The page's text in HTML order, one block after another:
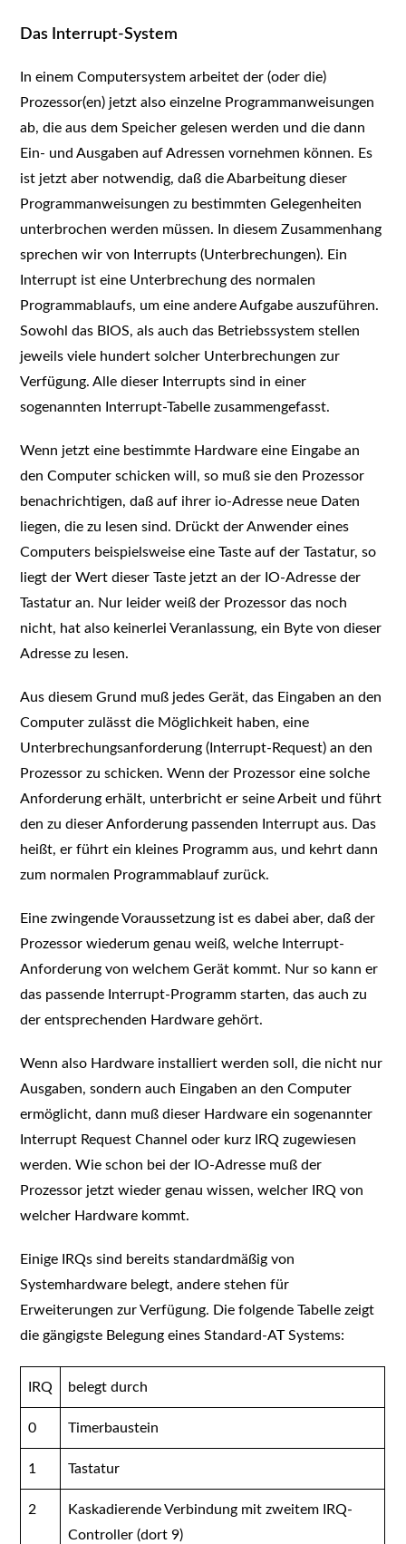
Das Interrupt-System
In einem Computersystem arbeitet der (oder die)
Prozessor(en) jetzt also einzelne Programmanweisungen
ab, die aus dem Speicher gelesen werden und die dann
Ein- und Ausgaben auf Adressen vornehmen können. Es
ist jetzt aber notwendig, daß die Abarbeitung dieser
Programmanweisungen zu bestimmten Gelegenheiten
unterbrochen werden müssen. In diesem Zusammenhang
sprechen wir von Interrupts (Unterbrechungen). Ein
Interrupt ist eine Unterbrechung des normalen
Programmablaufs, um eine andere Aufgabe auszuführen.
Sowohl das BIOS, als auch das Betriebssystem stellen
jeweils viele hundert solcher Unterbrechungen zur
Verfügung. Alle dieser Interrupts sind in einer
sogenannten Interrupt-Tabelle zusammengefasst.
Wenn jetzt eine bestimmte Hardware eine Eingabe an
den Computer schicken will, so muß sie den Prozessor
benachrichtigen, daß auf ihrer io-Adresse neue Daten
liegen, die zu lesen sind. Drückt der Anwender eines
Computers beispielsweise eine Taste auf der Tastatur, so
liegt der Wert dieser Taste jetzt an der IO-Adresse der
Tastatur an. Nur leider weiß der Prozessor das noch
nicht, hat also keinerlei Veranlassung, ein Byte von dieser
Adresse zu lesen.
Aus diesem Grund muß jedes Gerät, das Eingaben an den
Computer zulässt die Möglichkeit haben, eine
Unterbrechungsanforderung (Interrupt-Request) an den
Prozessor zu schicken. Wenn der Prozessor eine solche
Anforderung erhält, unterbricht er seine Arbeit und führt
den zu dieser Anforderung passenden Interrupt aus. Das
heißt, er führt ein kleines Programm aus, und kehrt dann
zum normalen Programmablauf zurück.
Eine zwingende Voraussetzung ist es dabei aber, daß der
Prozessor wiederum genau weiß, welche Interrupt-
Anforderung von welchem Gerät kommt. Nur so kann er
das passende Interrupt-Programm starten, das auch zu
der entsprechenden Hardware gehört.
Wenn also Hardware installiert werden soll, die nicht nur
Ausgaben, sondern auch Eingaben an den Computer
ermöglicht, dann muß dieser Hardware ein sogenannter
Interrupt Request Channel oder kurz IRQ zugewiesen
werden. Wie schon bei der IO-Adresse muß der
Prozessor jetzt wieder genau wissen, welcher IRQ von
welcher Hardware kommt.
Einige IRQs sind bereits standardmäßig von
Systemhardware belegt, andere stehen für
Erweiterungen zur Verfügung. Die folgende Tabelle zeigt
die gängigste Belegung eines Standard-AT Systems:
IRQ belegt durch
0 Timerbaustein
1 Tastatur
2
Kaskadierende Verbindung mit zweitem IRQ-
Controller (dort 9)